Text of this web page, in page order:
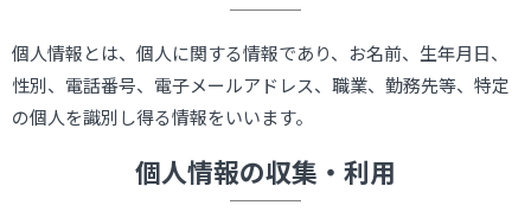
個人情報とは、個人に関する情報であり、お名前、生年月日、
性別、電話番号、電子メールアドレス、職業、勤務先等、特定
の個人を識別し得る情報をいいます。
個人情報の収集・利用